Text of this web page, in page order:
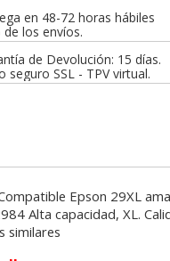
en 48-72 horas hábiles
de los envíos.
de Devolución: 15 días.
seguro SSL - TPV virtual.
Epson 29XL
Alta capacidad, XL.
similares
2,36 con Iva
o
HP 304 302
N9K05AE